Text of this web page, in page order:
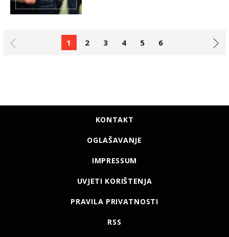
1 2 3 4 5 6
KONTAKT
OGLAŠAVANJE
IMPRESSUM
UVJETI KORIŠTENJA
PRAVILA PRIVATNOSTI
RSS